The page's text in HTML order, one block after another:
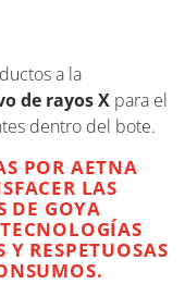
a la
de rayos X para el
dentro del bote.
POR AETNA
LAS
DE GOYA
RESPETUOSAS